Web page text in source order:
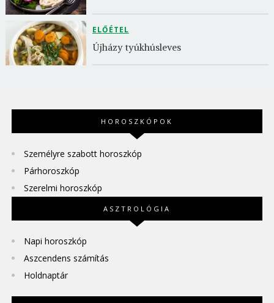
ELŐÉTEL
Újházy tyúkhúsleves
HOROSZKÓPOK
Személyre szabott horoszkóp
Párhoroszkóp
Szerelmi horoszkóp
ASZTROLÓGIA
Napi horoszkóp
Aszcendens számítás
Holdnaptár